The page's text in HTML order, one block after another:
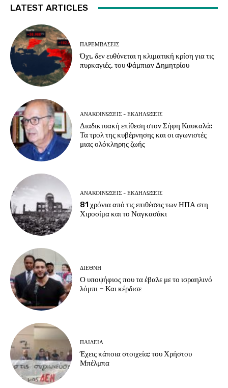
LATEST ARTICLES
ΠΑΡΕΜΒΑΣΕΙΣ
Όχι, δεν ευθύνεται η κλιματική κρίση για τις
πυρκαγιές, του Φάμπιαν Δημητρίου
ΑΝΑΚΟΙΝΩΣΕΙΣ - ΕΚΔΗΛΩΣΕΙΣ
Διαδικτυακή επίθεση στον Σήφη Καυκαλά:
Τα τρολ της κυβέρνησης και οι αγωνιστές
μιας ολόκληρης ζωής
ΑΝΑΚΟΙΝΩΣΕΙΣ - ΕΚΔΗΛΩΣΕΙΣ
81 χρόνια από τις επιθέσεις των ΗΠΑ στη
Χιροσίμα και το Ναγκασάκι
ΔΙΕΘΝΗ
Ο υποψήφιος που τα έβαλε με το ισραηλινό
λόμπι – Και κέρδισε
ΠΑΙΔΕΙΑ
Έχεις κάποια στοιχεία; του Χρήστου
Μπέλμπα